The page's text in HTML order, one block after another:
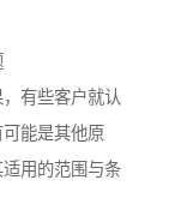
有些客户就认
能是其他原
用的范围与条